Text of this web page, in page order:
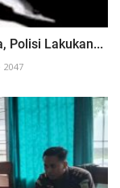
Polisi Lakukan...
2047